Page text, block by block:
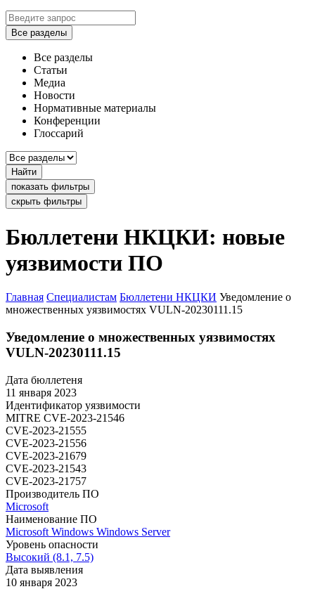
Все разделы
Все разделы
Статьи
Медиа
Новости
Нормативные материалы
Конференции
Глоссарий
Найти
показать фильтры
скрыть фильтры
Бюллетени НКЦКИ: новые
уязвимости ПО
Главная Специалистам Бюллетени НКЦКИ Уведомление о
множественных уязвимостях VULN-20230111.15
Уведомление о множественных уязвимостях
VULN-20230111.15
Дата бюллетеня
11 января 2023
Идентификатор уязвимости
MITRE CVE-2023-21546
CVE-2023-21555
CVE-2023-21556
CVE-2023-21679
CVE-2023-21543
CVE-2023-21757
Производитель ПО
Microsoft
Наименование ПО
Microsoft Windows Windows Server
Уровень опасности
Высокий (8.1, 7.5)
Дата выявления
10 января 2023